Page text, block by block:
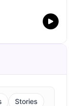
Stories